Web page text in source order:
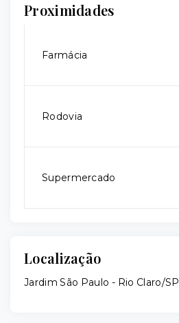
Proximidades
Farmácia
Rodovia
Supermercado
Localização
Jardim São Paulo - Rio Claro/SP